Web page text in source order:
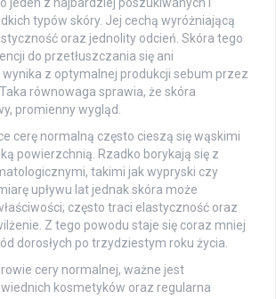
jeden z najbardziej poszukiwanych i
typów skóry. Jej cechą wyróżniającą
oraz jednolity odcień. Skóra tego
do przetłuszczania się ani
z optymalnej produkcji sebum przez
równowaga sprawia, że skóra
promienny wygląd.
cerę normalną często cieszą się wąskimi
powierzchnią. Rzadko borykają się z
takimi jak wypryski czy
upływu lat jednak skóra może
często traci elastyczność oraz
Z tego powodu staje się coraz mniej
dorosłych po trzydziestym roku życia.
cery normalnej, ważne jest
kosmetyków oraz regularna